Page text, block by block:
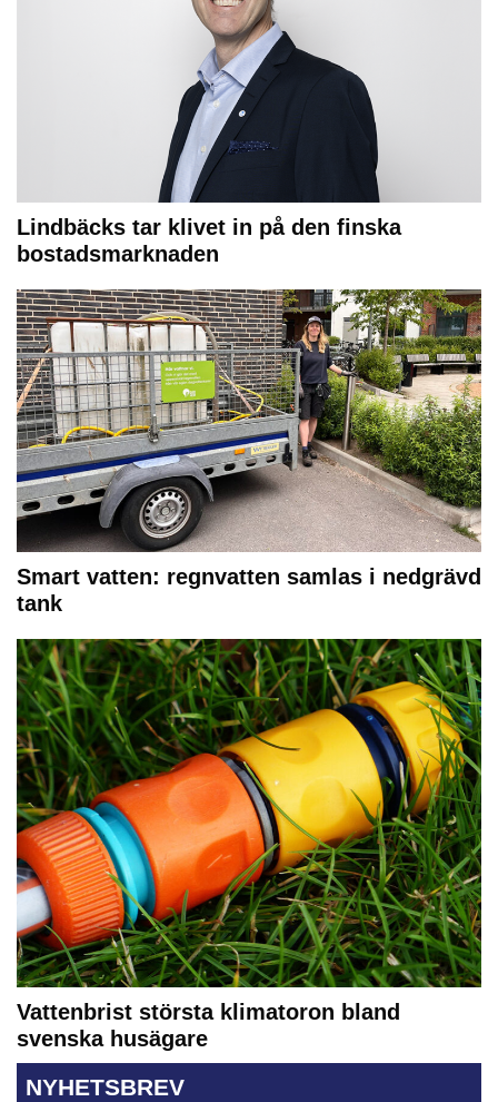
Lindbäcks tar klivet in på den finska
bostadsmarknaden
Smart vatten: regnvatten samlas i nedgrävd
tank
Vattenbrist största klimatoron bland
svenska husägare
NYHETSBREV